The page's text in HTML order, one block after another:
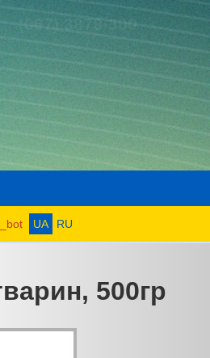
(067) 3878-300
UA RU
500гр